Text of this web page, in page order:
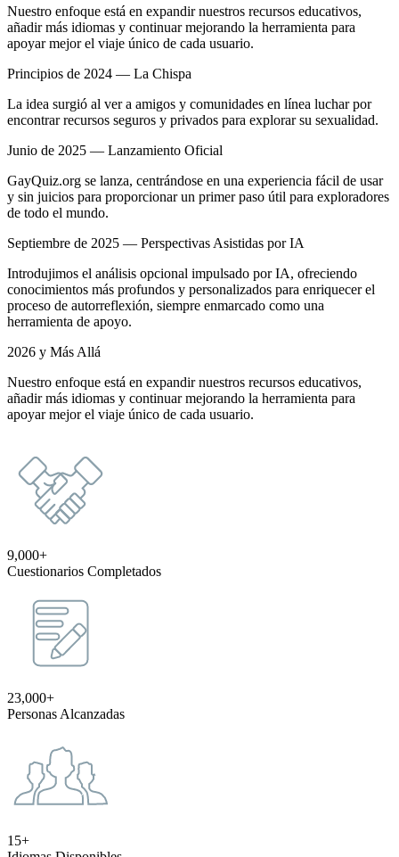
Nuestro enfoque está en expandir nuestros recursos educativos,
añadir más idiomas y continuar mejorando la herramienta para
apoyar mejor el viaje único de cada usuario.
Principios de 2024 — La Chispa
La idea surgió al ver a amigos y comunidades en línea luchar por
encontrar recursos seguros y privados para explorar su sexualidad.
Junio de 2025 — Lanzamiento Oficial
GayQuiz.org se lanza, centrándose en una experiencia fácil de usar
y sin juicios para proporcionar un primer paso útil para exploradores
de todo el mundo.
Septiembre de 2025 — Perspectivas Asistidas por IA
Introdujimos el análisis opcional impulsado por IA, ofreciendo
conocimientos más profundos y personalizados para enriquecer el
proceso de autorreflexión, siempre enmarcado como una
herramienta de apoyo.
2026 y Más Allá
Nuestro enfoque está en expandir nuestros recursos educativos,
añadir más idiomas y continuar mejorando la herramienta para
apoyar mejor el viaje único de cada usuario.
9,000+
Cuestionarios Completados
23,000+
Personas Alcanzadas
15+